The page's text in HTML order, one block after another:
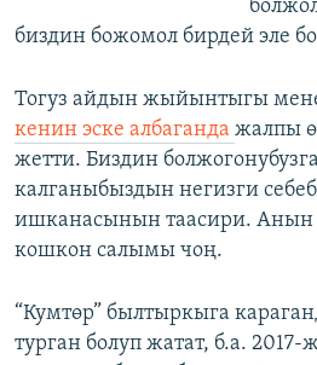
биздин божомол бирдей эле
Тогуз айдын жыйынтыгы
кенин эске албаганда жалпы
жетти. Биздин
калганыбыздын негизги
ишканасынын таасири. Анын
кошкон салымы чоң.
“Кумтөр” былтыркыга
турган болуп жатат, б.а.